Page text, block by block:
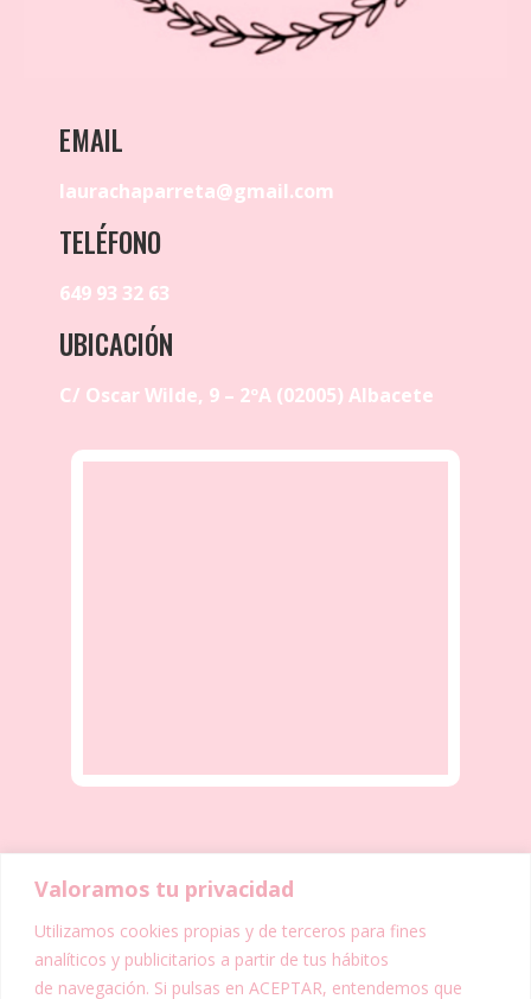
Valoramos tu privacidad
Utilizamos cookies propias y de terceros para fines
analíticos y publicitarios a partir de tus hábitos
de navegación. Si pulsas en ACEPTAR, entendemos que
EMAIL
laurachaparreta@gmail.com
TELÉFONO
649 93 32 63
UBICACIÓN
C/ Oscar Wilde, 9 – 2ºA (02005) Albacete